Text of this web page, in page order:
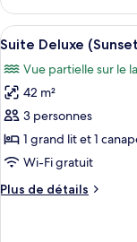
and
Cozy)
le
type
de
Suite
Deluxe
(Suite
and
Cozy)
Afficher
toutes
les
photos
pour
ce
type
chambre :
7
Suite Deluxe
Vue partielle sur le
42 m²
3 personnes
1 grand lit et 1
Wi-Fi gratuit
Plus de détails
Plus